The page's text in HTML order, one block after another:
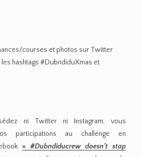
courses et photos sur Twitter
hashtags #DubndiduXmas et
ni Twitter ni Instagram, vous
participations au challenge en
« #Dubndiducrew doesn’t stop